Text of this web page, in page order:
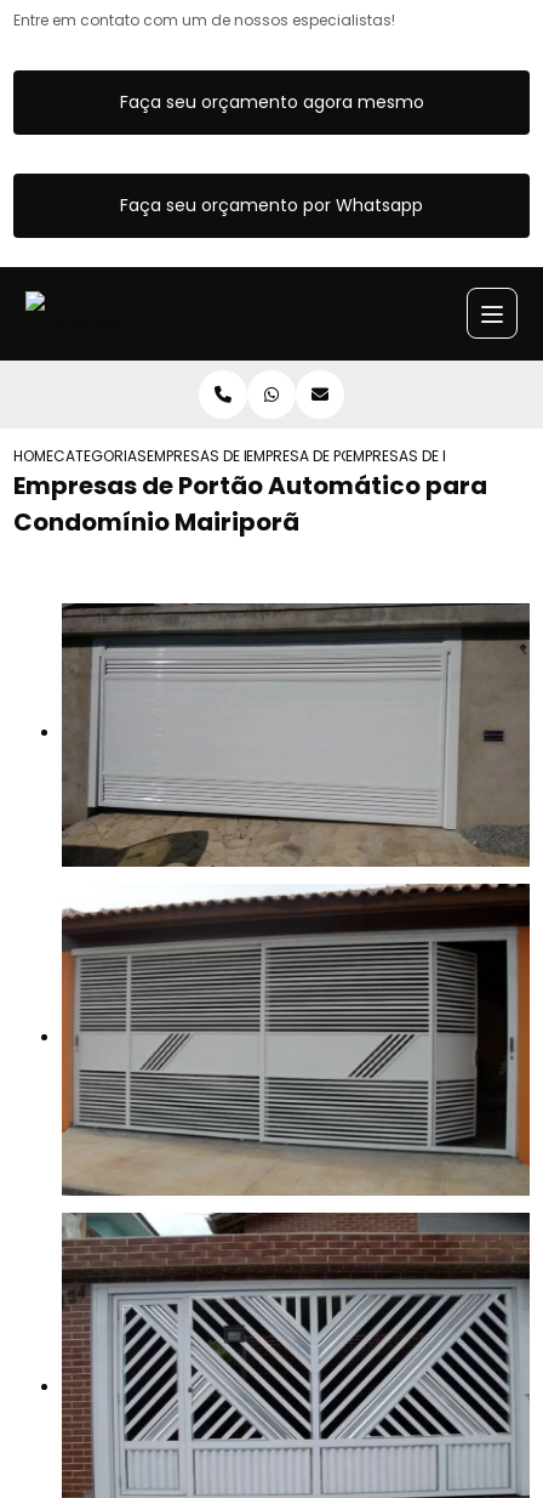
Entre em contato com um de nossos especialistas!
Faça seu orçamento agora mesmo
Faça seu orçamento por Whatsapp
HOMECATEGORIASEMPRESAS DE PORTOES AUTOMATICOS
EMPRESA DE PORTAO AUTOMATICO PARA
EMPRESAS DE PORTAO
Empresas de Portão Automático para
Condomínio Mairiporã